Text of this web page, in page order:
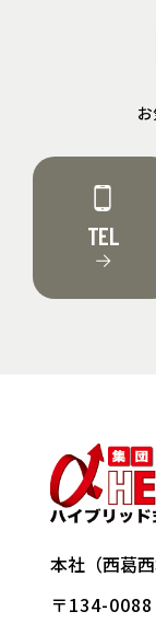
TEL
→
本社（西葛西
〒134-0088